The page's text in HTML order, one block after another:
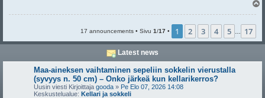
17 announcements • Sivu 1/17 • 1 2 3 4 5 17
Latest news
Maa-aineksen vaihtaminen sepeliin sokkelin vierustalla
(syvyys n. 50 cm) – Onko järkeä kun kellarikerros?
Uusin viesti Kirjoittaja gooda » Pe Elo 07, 2026 14:08
Keskustelualue: Kellari ja sokkeli